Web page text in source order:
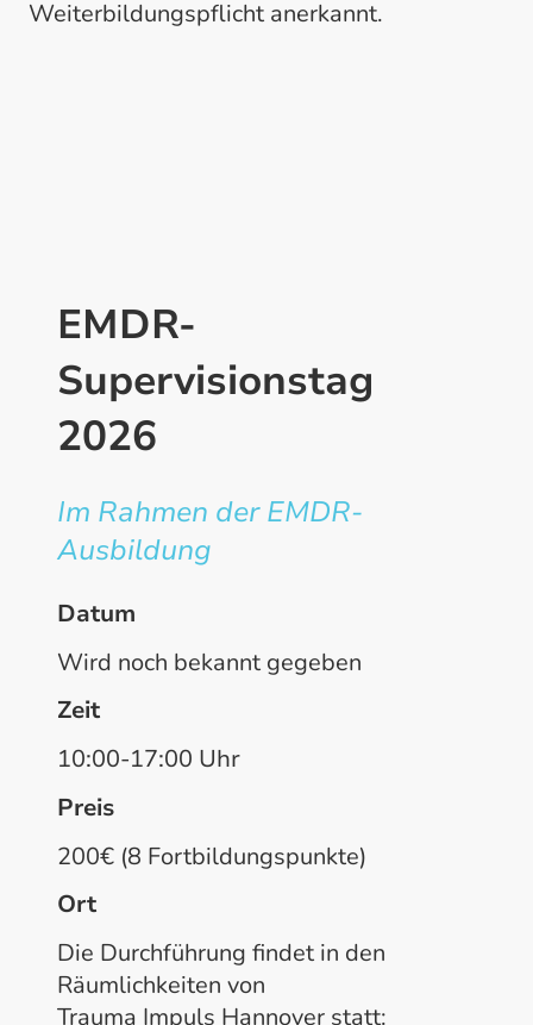
Weiterbildungspflicht anerkannt.
EMDR-
Supervisionstag
2026
Im Rahmen der EMDR-
Ausbildung
Datum
Wird noch bekannt gegeben
Zeit
10:00-17:00 Uhr
Preis
200€ (8 Fortbildungspunkte)
Ort
Die Durchführung findet in den
Räumlichkeiten von
Trauma Impuls Hannover statt: